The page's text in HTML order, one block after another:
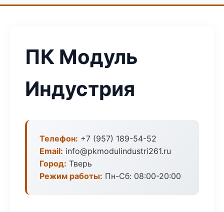
ПК Модуль
Индустрия
Телефон: +7 (957) 189-54-52
Email: info@pkmodulindustri261.ru
Город: Тверь
Режим работы: Пн-Сб: 08:00-20:00